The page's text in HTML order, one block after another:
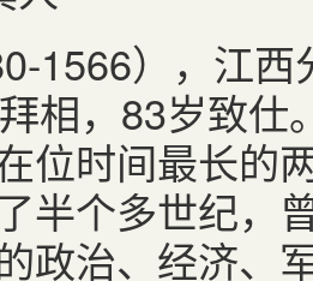
1566），江
相，83岁致仕
位时间最长的
半个多世纪，
政治、经济、